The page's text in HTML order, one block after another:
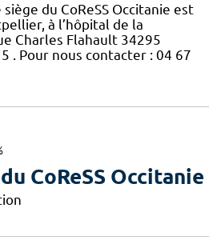
du CoReSS Occitanie est
à l’hôpital de la
Charles Flahault 34295
5 . Pour nous contacter : 04 67
CoReSS Occitanie